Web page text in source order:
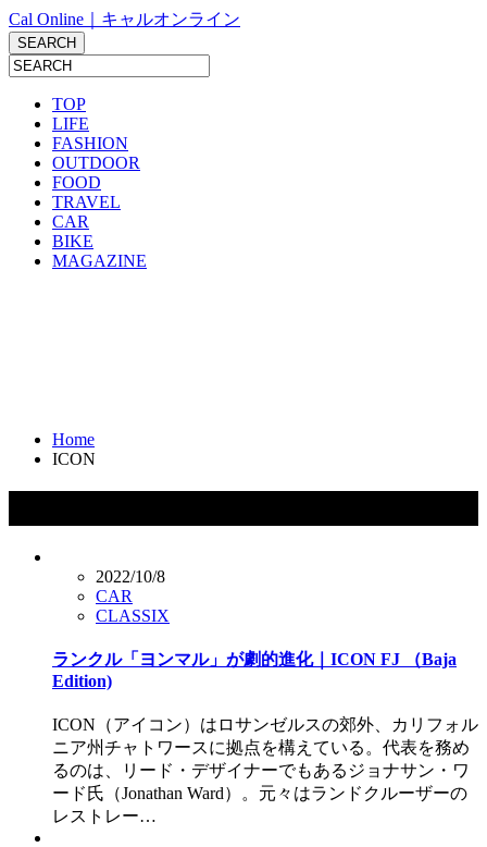
Cal Online｜キャルオンライン
TOP
LIFE
FASHION
OUTDOOR
FOOD
TRAVEL
CAR
BIKE
MAGAZINE
Home
ICON
2022/10/8
CAR
CLASSIX
ランクル「ヨンマル」が劇的進化｜ICON FJ （Baja
Edition)
ICON（アイコン）はロサンゼルスの郊外、カリフォル
ニア州チャトワースに拠点を構えている。代表を務め
るのは、リード・デザイナーでもあるジョナサン・ワ
ード氏（Jonathan Ward）。元々はランドクルーザーの
レストレー…